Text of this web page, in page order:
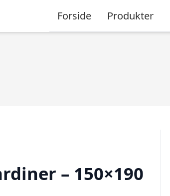
Forside Produkter
– 150×190